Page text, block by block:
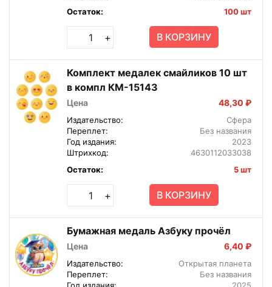
Остаток:
100 шт
+ В КОРЗИНУ
Комплект медалек смайликов 10 шт
в компл КМ-15143
Цена 48,30 ₽
Издательство:
Сфера
Переплет:
Без названия
Год издания:
2023
Штрихкод:
4630112033038
Остаток:
5 шт
+ В КОРЗИНУ
Бумажная медаль Азбуку прочёл
Цена 6,40 ₽
Издательство:
Открытая планета
Переплет:
Без названия
Год издания:
2025